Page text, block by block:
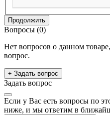
Продолжить
Вопросы (0)
Нет вопросов о данном
вопрос.
+ Задать вопрос
Задать вопрос
Если у Вас есть вопросы по
ниже, и мы ответим в